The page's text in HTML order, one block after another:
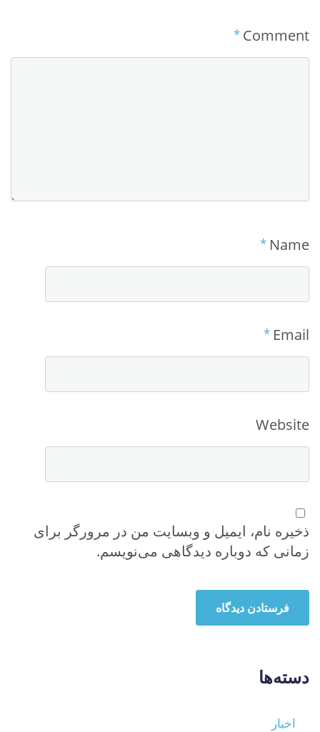
Comment
*
Name
*
Email
*
Website
ذخیره نام، ایمیل و وبسایت من در مرورگر برای
زمانی که دوباره دیدگاهی می‌نویسم.
دسته‌ها
اخبار